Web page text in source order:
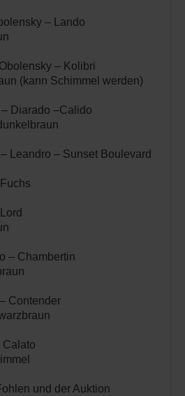
– Lando
– Kolibri
(kann Schimmel werden)
Diarado –Calido
Leandro – Sunset Boulevard
– Chambertin
Contender
Calato
und der Auktion